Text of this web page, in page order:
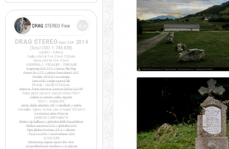
DRAG STEREO Fixie/SSP 2014
(Total ODO: 1.746 KM )
CADRU / FURCA
Cadru otel Hi-Ten Steel 520mm
Furca otel Hi-Ten Steel
ANGRENAJ / PEDALIER / PINIOANE
Angrenaj COX 44T / butuc flip-flop
Pinion fix 17T / pinion freewheel 16T
Pedale VP-397 cu ratrape
Lant KMC single-speed alb
FRANE / MANETE FRANA
Manete frana cursiera Saccon Dekor LD74P
Frane janta cursiera Saccon Dekor FD07
Cabluri si camasi cablu Jagwire
ROTI / ANVELOPE
Jante duble aluminiu 28" / Handbuilt / inalte
Schwalbe Spicer Active Line K-Guard 700x30C
+ extensii valve Presta
DIVERSE COMPONENTE
Ghidon tip bullhorn / ghidolina BBB RaceRibbon
Ghidon cursiera COX / ghidolina COX
Pipa ghidon Promax 25.4 / 80mm
Tisa sa COX / Sa ProRace COX
ACCESORII
Kilometraj Sigma Sport BC 400
Stop BikeForce Modest / 3 LED-uri